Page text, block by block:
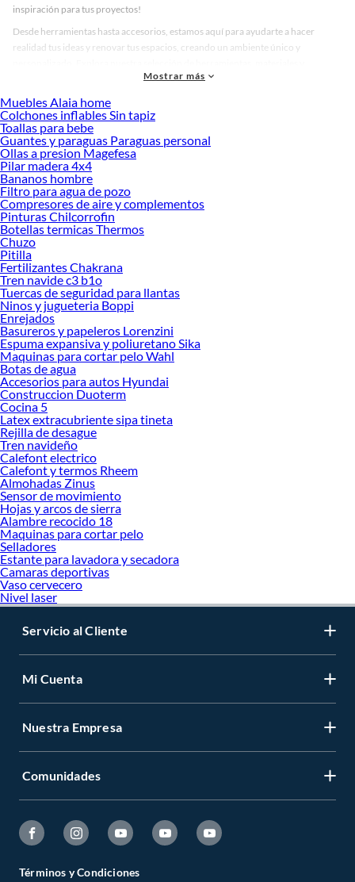
inspiración para tus proyectos!
Desde herramientas hasta accesorios, estamos aquí para ayudarte a hacer
realidad tus ideas y renovar tus espacios, creando un ambiente único y
accesorios de calidad que te ayudarán a crear un espacio más tú.
Desde remodelaciones hasta proyectos de decoración, estamos aquí para hacer
tus ideas realidad. ¡Visítanos y encuentra todo lo que tenemos para ofrecerte en
Contenedores!
Explora la variedad de productos de Contenedores en Sodimac
Herramientas, materiales y accesorios de calidad para tus proyectos y
renovación de espacios. ¡Visítanos y descubre todo lo que tenemos para
ofrecerte!
Encuentra una amplia variedad de productos de Contenedores en Sodimac.
Encuentra todo lo necesario para tus proyectos de renovación y decoración.
¡Visítanos y haz tus ideas realidad!
Mostrar más
Muebles Alaia home
Colchones inflables Sin tapiz
Toallas para bebe
Guantes y paraguas Paraguas personal
Ollas a presion Magefesa
Pilar madera 4x4
Bananos hombre
Filtro para agua de pozo
Compresores de aire y complementos
Pinturas Chilcorrofin
Botellas termicas Thermos
Chuzo
Pitilla
Fertilizantes Chakrana
Tren navide c3 b1o
Tuercas de seguridad para llantas
Ninos y jugueteria Boppi
Enrejados
Basureros y papeleros Lorenzini
Espuma expansiva y poliuretano Sika
Maquinas para cortar pelo Wahl
Botas de agua
Accesorios para autos Hyundai
Construccion Duoterm
Cocina 5
Latex extracubriente sipa tineta
Rejilla de desague
Tren navideño
Calefont electrico
Calefont y termos Rheem
Almohadas Zinus
Sensor de movimiento
Hojas y arcos de sierra
Alambre recocido 18
Maquinas para cortar pelo
Selladores
Estante para lavadora y secadora
Camaras deportivas
Vaso cervecero
Nivel laser
Servicio al Cliente
Mi Cuenta
Nuestra Empresa
Comunidades
Términos y Condiciones